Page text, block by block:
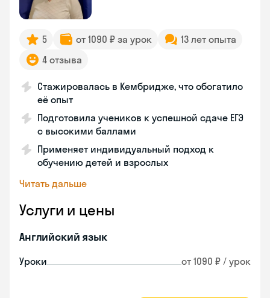
5 от 1090 ₽ за урок
13 лет опыта
4 отзыва
Стажировалась в Кембридже, что обогатило
её опыт
Подготовила учеников к успешной сдаче ЕГЭ
с высокими баллами
Применяет индивидуальный подход к
обучению детей и взрослых
Читать дальше
Услуги и цены
Английский язык
Уроки от 1090 ₽ / урок